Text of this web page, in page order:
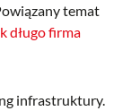
temat
długo firma
infrastruktury.